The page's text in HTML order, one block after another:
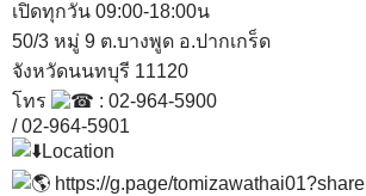
เปิดทุกวัน 09:00-18:00น
50/3 หมู่ 9 ต.บางพูด อ.ปากเกร็ด
จังหวัดนนทบุรี 11120
โทร
: 02-964-5900
/ 02-964-5901
Location
https://g.page/tomizawathai01?share